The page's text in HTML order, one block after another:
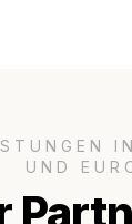
UND